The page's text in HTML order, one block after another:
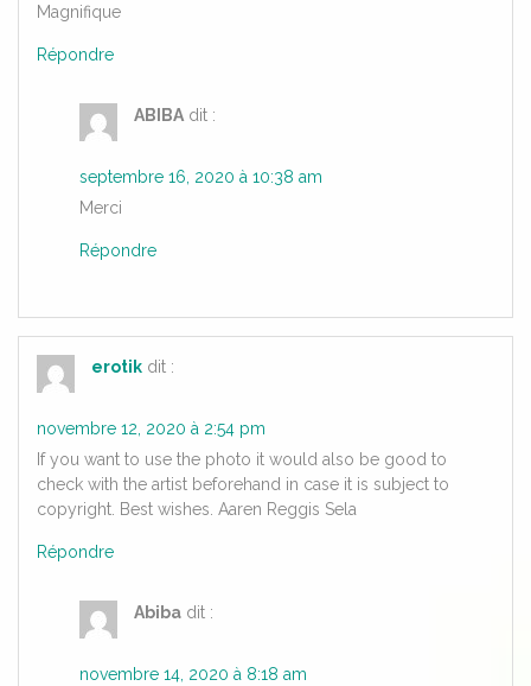
Magnifique
Répondre
ABIBA dit :
septembre 16, 2020 à 10:38 am
Merci
Répondre
erotik dit :
novembre 12, 2020 à 2:54 pm
If you want to use the photo it would also be good to
check with the artist beforehand in case it is subject to
copyright. Best wishes. Aaren Reggis Sela
Répondre
Abiba dit :
novembre 14, 2020 à 8:18 am